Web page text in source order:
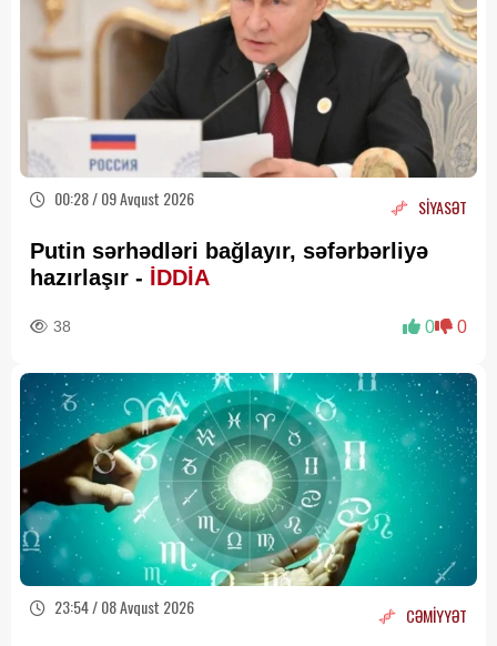
00:28 / 09 Avqust 2026 SİYASƏT
Putin sərhədləri bağlayır, səfərbərliyə
hazırlaşır - İDDİA
38 0 0
23:54 / 08 Avqust 2026 CƏMİYYƏT